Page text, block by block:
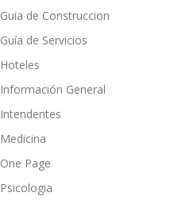
Guia de Construccion
Guía de Servicios
Hoteles
Información General
Intendentes
Medicina
One Page
Psicologia